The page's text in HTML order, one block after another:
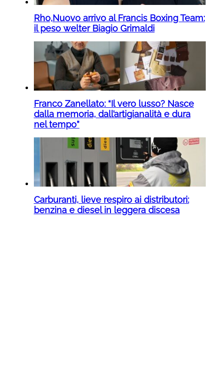
Rho,Nuovo arrivo al Francis Boxing Team:
il peso welter Biagio Grimaldi
Franco Zanellato: “Il vero lusso? Nasce
dalla memoria, dall’artigianalità e dura
nel tempo”
Carburanti, lieve respiro ai distributori:
benzina e diesel in leggera discesa